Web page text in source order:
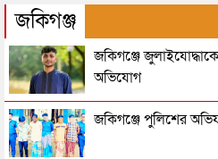
জকিগঞ্জ
জকিগঞ্জে জুলাইযোদ্ধাকে
অভিযোগ
জকিগঞ্জে পুলিশের